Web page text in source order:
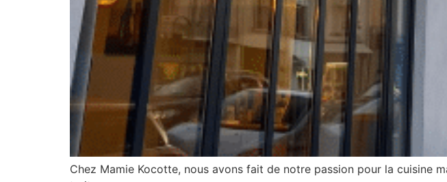
Chez Mamie Kocotte, nous avons fait de notre passion pour la cuisine